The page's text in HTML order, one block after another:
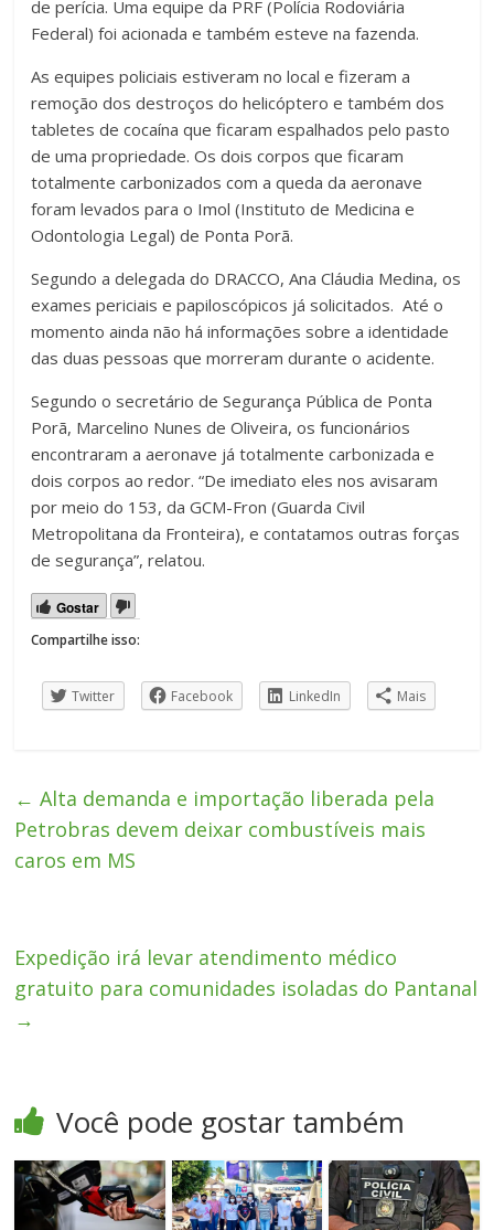
de perícia. Uma equipe da PRF (Polícia Rodoviária
Federal) foi acionada e também esteve na fazenda.
As equipes policiais estiveram no local e fizeram a
remoção dos destroços do helicóptero e também dos
tabletes de cocaína que ficaram espalhados pelo pasto
de uma propriedade. Os dois corpos que ficaram
totalmente carbonizados com a queda da aeronave
foram levados para o Imol (Instituto de Medicina e
Odontologia Legal) de Ponta Porã.
Segundo a delegada do DRACCO, Ana Cláudia Medina, os
exames periciais e papiloscópicos já solicitados. Até o
momento ainda não há informações sobre a identidade
das duas pessoas que morreram durante o acidente.
Segundo o secretário de Segurança Pública de Ponta
Porã, Marcelino Nunes de Oliveira, os funcionários
encontraram a aeronave já totalmente carbonizada e
dois corpos ao redor. “De imediato eles nos avisaram
por meio do 153, da GCM-Fron (Guarda Civil
Metropolitana da Fronteira), e contatamos outras forças
de segurança”, relatou.
Gostar
Compartilhe isso:
Twitter Facebook LinkedIn Mais
← Alta demanda e importação liberada pela
Petrobras devem deixar combustíveis mais
caros em MS
Expedição irá levar atendimento médico
gratuito para comunidades isoladas do Pantanal
→
Você pode gostar também